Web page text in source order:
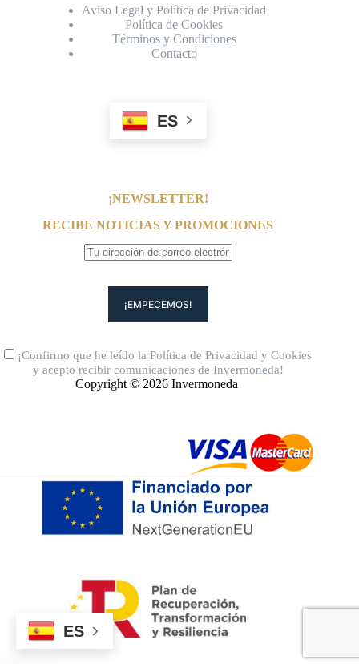
Aviso Legal y Política de Privacidad
Política de Cookies
Términos y Condiciones
Contacto
ES
¡NEWSLETTER!
RECIBE NOTICIAS Y PROMOCIONES
¡Confirmo que he leído laPolítica de Privacidad yCookies
y acepto recibir comunicaciones de Invermoneda!
Copyright © 2026 Invermoneda
ES